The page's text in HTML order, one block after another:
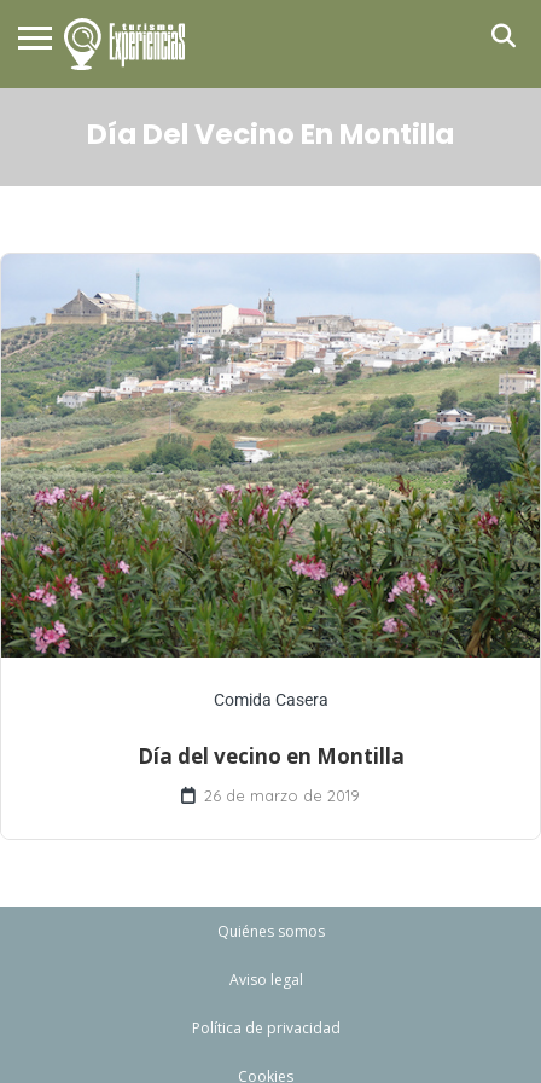
Día Del Vecino En Montilla
Comida Casera
Día del vecino en Montilla
26 de marzo de 2019
Quiénes somos
Aviso legal
Política de privacidad
Cookies